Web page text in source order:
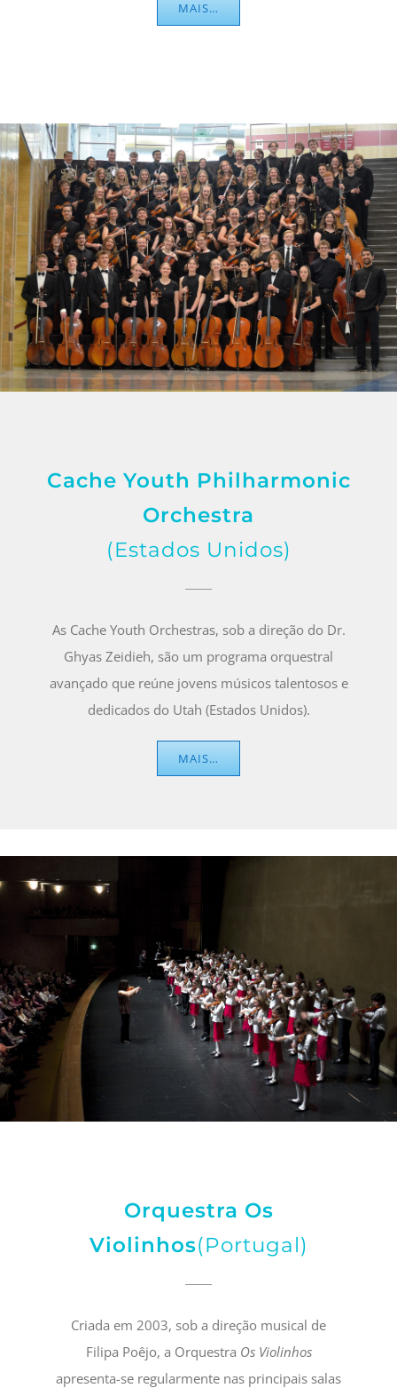
MAIS…
Cache Youth Philharmonic
Orchestra
(Estados Unidos)
As Cache Youth Orchestras, sob a direção do Dr.
Ghyas Zeidieh, são um programa orquestral
avançado que reúne jovens músicos talentosos e
dedicados do Utah (Estados Unidos).
MAIS…
Orquestra Os
Violinhos(Portugal)
Criada em 2003, sob a direção musical de
Filipa Poêjo, a Orquestra Os Violinhos
apresenta-se regularmente nas principais salas